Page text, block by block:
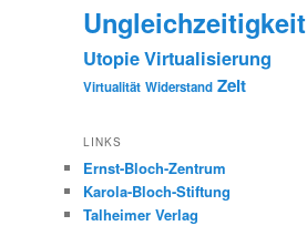
Ungleichzeitigkeit
UtopieVirtualisierung
Virtualität Widerstand Zeit
LINKS
Ernst-Bloch-Zentrum
Karola-Bloch-Stiftung
Talheimer Verlag